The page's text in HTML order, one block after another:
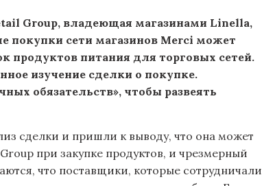
Group, владеющая магазинами Linella,
покупки сети магазинов Merci может
продуктов питания для торговых сетей.
изучение сделки о покупке.
обязательств», чтобы развеять
сделки и пришли к выводу, что она может
при закупке продуктов, и чрезмерный
что поставщики, которые сотрудничали